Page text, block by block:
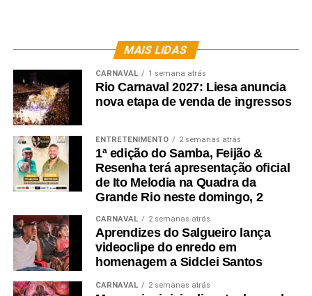
MAIS LIDAS
CARNAVAL 1 semana atrás
Rio Carnaval 2027: Liesa anuncia
nova etapa de venda de ingressos
ENTRETENIMENTO 2 semanas atrás
1ª edição do Samba, Feijão &
Resenha terá apresentação oficial
de Ito Melodia na Quadra da
Grande Rio neste domingo, 2
CARNAVAL 2 semanas atrás
Aprendizes do Salgueiro lança
videoclipe do enredo em
homenagem a Sidclei Santos
CARNAVAL 2 semanas atrás